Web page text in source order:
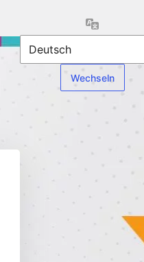
Sprache